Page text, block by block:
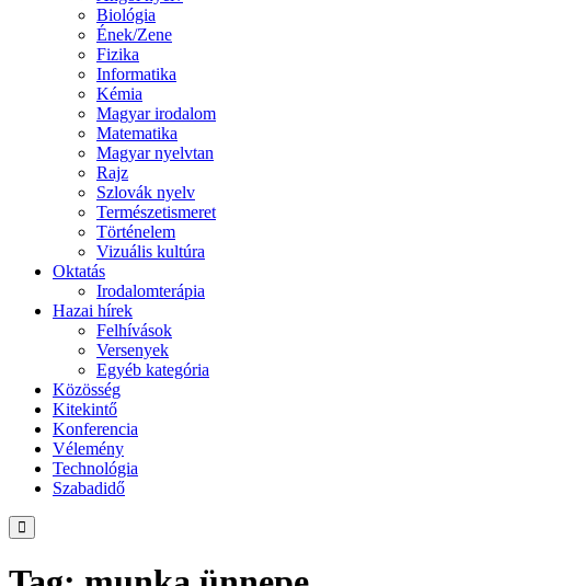
Biológia
Ének/Zene
Fizika
Informatika
Kémia
Magyar irodalom
Matematika
Magyar nyelvtan
Rajz
Szlovák nyelv
Természetismeret
Történelem
Vizuális kultúra
Oktatás
Irodalomterápia
Hazai hírek
Felhívások
Versenyek
Egyéb kategória
Közösség
Kitekintő
Konferencia
Vélemény
Technológia
Szabadidő